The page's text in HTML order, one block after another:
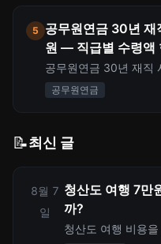
5
공무원연금 30년
원 — 직급별 수령액
공무원연금 30년 재직
만원. 직급과 근속연수
국민연금과의 기회비용
공무원연금
📝최신 글
8월 7
일
청산도 여행 7만
까?
청산도 여행 비용